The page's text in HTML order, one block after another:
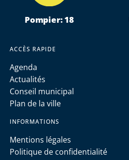
Pompier: 18
ACCÈS RAPIDE
Agenda
Actualités
Conseil municipal
Plan de la ville
INFORMATIONS
Mentions légales
Politique de confidentialité